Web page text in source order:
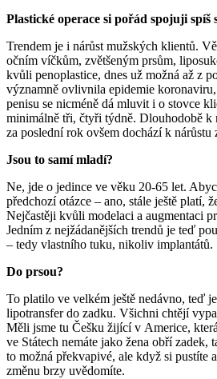
Plastické operace si pořád spojuji spíš
Trendem je i nárůst mužských klientů.
očním víčkům, zvětšeným prsům,
kvůli penoplastice, dnes už možná až z
významně ovlivnila epidemie
penisu se nicméně dá mluvit i o stovce
minimálně tři, čtyři týdně. Dlouhodobě k
za poslední rok ovšem dochází k nárůstu
Jsou to samí mladí?
Ne, jde o jedince ve věku 20-65 let.
předchozí otázce – ano, stále ještě platí,
Nejčastěji kvůli modelaci a augmentaci
Jedním z nejžádanějších trendů je teď
– tedy vlastního tuku, nikoliv implantátů.
Do prsou?
To platilo ve velkém ještě nedávno, teď
lipotransfer do zadku. Všichni chtějí
Měli jsme tu Češku žijící v Americe,
ve Státech nemáte jako žena obří zadek,
to možná překvapivé, ale když si pustíte
změnu brzy uvědomíte.